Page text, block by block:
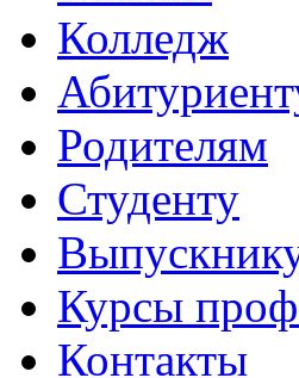
Колледж
Родителям
Студенту
Курсы
Контакты